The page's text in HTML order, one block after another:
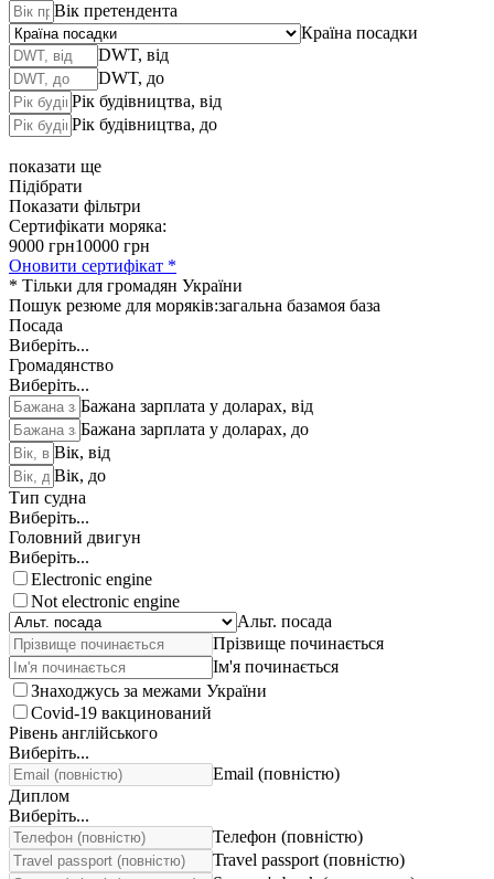
Вік претендента
Країна посадки
DWT, від
DWT, до
Рік будівництва, від
Рік будівництва, до
показати ще
Підібрати
Показати фільтри
Сертифікати моряка:
9000 грн10000 грн
Оновити сертифікат *
* Тільки для громадян України
Пошук резюме для моряків:загальна базамоя база
Посада
Виберіть...
Громадянство
Виберіть...
Бажана зарплата у доларах, від
Бажана зарплата у доларах, до
Вік, від
Вік, до
Тип судна
Виберіть...
Головний двигун
Виберіть...
Electronic engine
Not electronic engine
Альт. посада
Прізвище починається
Ім'я починається
Знаходжусь за межами України
Covid-19 вакцинований
Рівень англійського
Виберіть...
Email (повністю)
Диплом
Виберіть...
Телефон (повністю)
Travel passport (повністю)